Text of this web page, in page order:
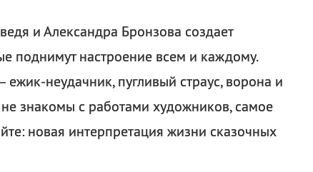
и Александра Бронзова создает
поднимут настроение всем и каждому.
неудачник, пугливый страус, ворона и
знакомы с работами художников, самое
новая интерпретация жизни сказочных